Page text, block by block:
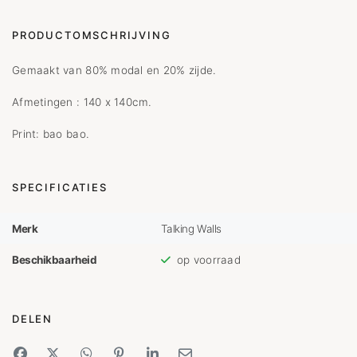
PRODUCTOMSCHRIJVING
Gemaakt van 80% modal en 20% zijde.
Afmetingen : 140 x 140cm.
Print: bao bao.
SPECIFICATIES
Merk Talking Walls
Beschikbaarheid op voorraad
DELEN